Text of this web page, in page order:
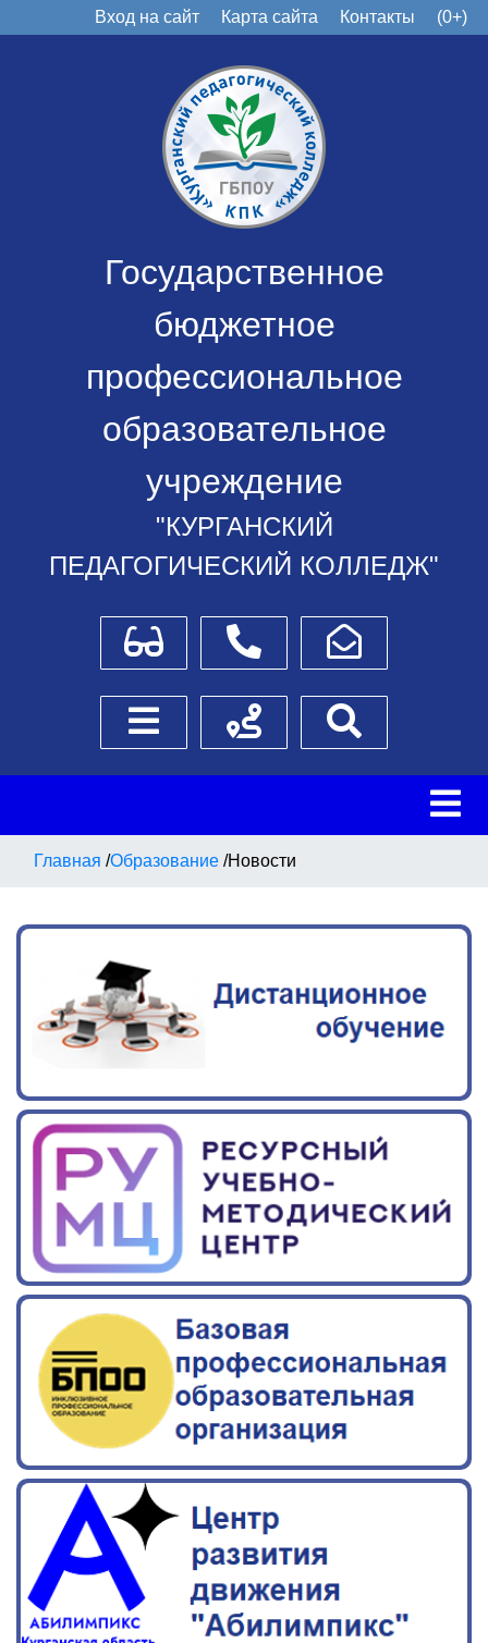
Вход на сайт Карта сайта Контакты (0+)
Государственное
бюджетное
профессиональное
образовательное
учреждение
"КУРГАНСКИЙ
ПЕДАГОГИЧЕСКИЙ КОЛЛЕДЖ"
Для слабовидящихТелефоныНаписать обращение
Боковое менюСхема проезда
Главная /Образование /Новости